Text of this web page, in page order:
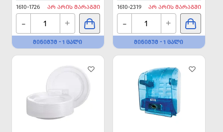
1610-1726
ᲐᲠ ᲐᲠᲘᲡ ᲛᲐᲠᲐᲒᲨᲘ
- +
ᲛᲘᲜᲘᲛᲣᲛ - 1 ᲪᲐᲚᲘ
1610-2319
ᲐᲠ ᲐᲠᲘᲡ ᲛᲐᲠᲐᲒᲨᲘ
- +
ᲛᲘᲜᲘᲛᲣᲛ - 1 ᲪᲐᲚᲘ